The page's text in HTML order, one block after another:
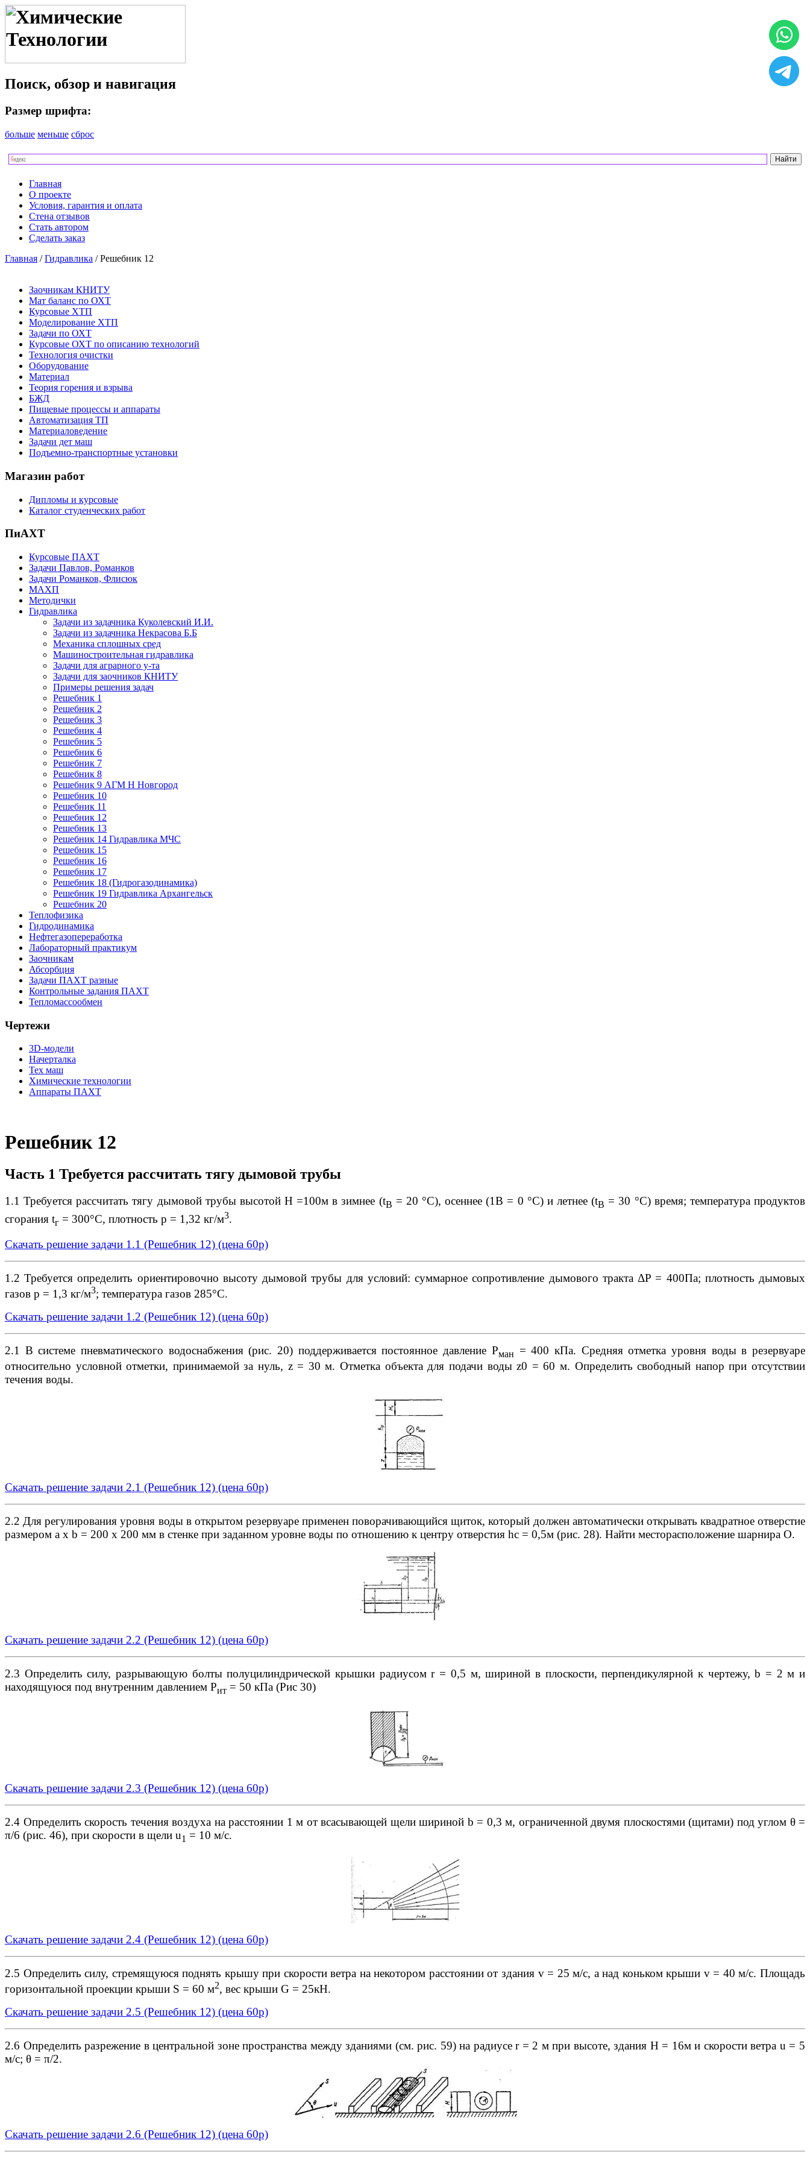
Поиск, обзор и навигация
Размер шрифта:
больше меньше сброс
Главная
О проекте
Условия, гарантия и оплата
Стена отзывов
Стать автором
Сделать заказ
Главная /Гидравлика / Решебник 12
Заочникам КНИТУ
Мат баланс по ОХТ
Курсовые ХТП
Моделирование ХТП
Задачи по ОХТ
Курсовые ОХТ по описанию технологий
Технология очистки
Оборудование
Материал
Теория горения и взрыва
БЖД
Пищевые процессы и аппараты
Автоматизация ТП
Материаловедение
Задачи дет маш
Подъемно-транспортные установки
Магазин работ
Дипломы и курсовые
Каталог студенческих работ
ПиАХТ
Курсовые ПАХТ
Задачи Павлов, Романков
Задачи Романков, Флисюк
МАХП
Методички
Гидравлика
Задачи из задачника Куколевский И.И.
Задачи из задачника Некрасова Б.Б
Механика сплошных сред
Машиностроительная гидравлика
Задачи для аграрного у-та
Задачи для заочников КНИТУ
Примеры решения задач
Решебник 1
Решебник 2
Решебник 3
Решебник 4
Решебник 5
Решебник 6
Решебник 7
Решебник 8
Решебник 9 АГМ Н Новгород
Решебник 10
Решебник 11
Решебник 12
Решебник 13
Решебник 14 Гидравлика МЧС
Решебник 15
Решебник 16
Решебник 17
Решебник 18 (Гидрогазодинамика)
Решебник 19 Гидравлика Архангельск
Решебник 20
Теплофизика
Гидродинамика
Нефтегазопереработка
Лабораторный практикум
Заочникам
Абсорбция
Задачи ПАХТ разные
Контрольные задания ПАХТ
Тепломассообмен
Чертежи
3D-модели
Начерталка
Тех маш
Химические технологии
Аппараты ПАХТ
Решебник 12
Часть 1 Требуется рассчитать тягу дымовой трубы
1.1 Требуется рассчитать тягу дымовой трубы высотой Н =100м в зимнее (tB = 20 °С), осеннее (1В = 0 °С) и летнее (tB = 30 °С) время; температура продуктов
сгорания tг = 300°С, плотность р = 1,32 кг/м3.
Скачать решение задачи 1.1 (Решебник 12) (цена 60р)
1.2 Требуется определить ориентировочно высоту дымовой трубы для условий: суммарное сопротивление дымового тракта ΔP = 400Па; плотность дымовых
газов р = 1,3 кг/м3; температура газов 285°С.
Скачать решение задачи 1.2 (Решебник 12) (цена 60р)
2.1 В системе пневматического водоснабжения (рис. 20) поддерживается постоянное давление Рман
= 400 кПа. Средняя отметка уровня воды в резервуаре
относительно условной отметки, принимаемой за нуль, z = 30 м. Отметка объекта для подачи воды z0 = 60 м. Определить свободный напор при отсутствии
течения воды.
Скачать решение задачи 2.1 (Решебник 12) (цена 60р)
2.2 Для регулирования уровня воды в открытом резервуаре применен поворачивающийся щиток, который должен автоматически открывать квадратное отверстие
размером а x b = 200 x 200 мм в стенке при заданном уровне воды по отношению к центру отверстия hc = 0,5м (рис. 28). Найти месторасположение шарнира О.
Скачать решение задачи 2.2 (Решебник 12) (цена 60р)
2.3 Определить силу, разрывающую болты полуцилиндрической крышки радиусом r = 0,5 м, шириной в плоскости, перпендикулярной к чертежу, b = 2 м и
находящуюся под внутренним давлением Рит = 50 кПа (Рис 30)
Скачать решение задачи 2.3 (Решебник 12) (цена 60р)
2.4 Определить скорость течения воздуха на расстоянии 1 м от всасывающей щели шириной b = 0,3 м, ограниченной двумя плоскостями (щитами) под углом θ =
π/6 (рис. 46), при скорости в щели u1 = 10 м/с.
Скачать решение задачи 2.4 (Решебник 12) (цена 60р)
2.5 Определить силу, стремящуюся поднять крышу при скорости ветра на некотором расстоянии от здания v = 25 м/с, а над коньком крыши v = 40 м/с. Площадь
горизонтальной проекции крыши S = 60 м2, вес крыши G = 25кН.
Скачать решение задачи 2.5 (Решебник 12) (цена 60р)
2.6 Определить разрежение в центральной зоне пространства между зданиями (см. рис. 59) на радиусе r = 2 м при высоте, здания Н = 16м и скорости ветра u = 5
м/с; θ = π/2.
Скачать решение задачи 2.6 (Решебник 12) (цена 60р)